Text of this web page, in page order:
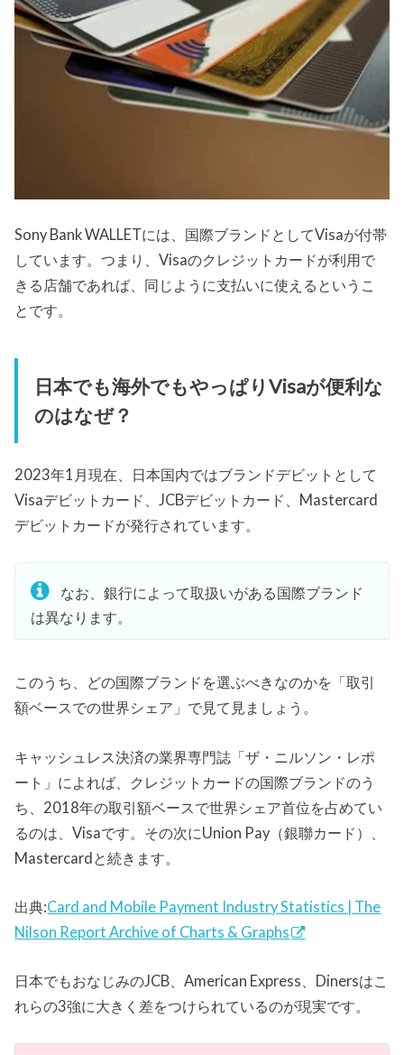
Sony Bank WALLETには、国際ブランドとしてVisaが付帯
しています。つまり、Visaのクレジットカードが利用で
きる店舗であれば、同じように支払いに使えるというこ
とです。
日本でも海外でもやっぱりVisaが便利な
のはなぜ？
2023年1月現在、日本国内ではブランドデビットとして
Visaデビットカード、JCBデビットカード、Mastercard
デビットカードが発行されています。
なお、銀行によって取扱いがある国際ブランド
は異なります。
このうち、どの国際ブランドを選ぶべきなのかを「取引
額ベースでの世界シェア」で見て見ましょう。
キャッシュレス決済の業界専門誌「ザ・ニルソン・レポ
ート」によれば、クレジットカードの国際ブランドのう
ち、2018年の取引額ベースで世界シェア首位を占めてい
るのは、Visaです。その次にUnion Pay（銀聯カード）、
Mastercardと続きます。
出典:Card and Mobile Payment Industry Statistics | The
Nilson Report Archive of Charts & Graphs
日本でもおなじみのJCB、American Express、Dinersはこ
れらの3強に大きく差をつけられているのが現実です。